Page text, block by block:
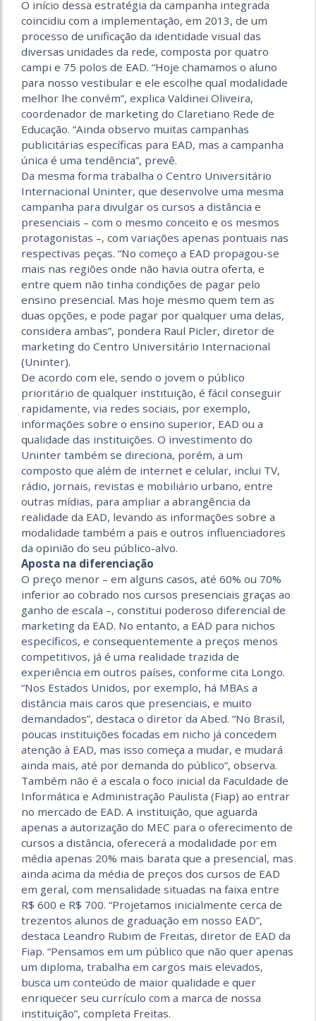
O início dessa estratégia da campanha integrada
coincidiu com a implementação, em 2013, de um
processo de unificação da identidade visual das
diversas unidades da rede, composta por quatro
campi e 75 polos de EAD. “Hoje chamamos o aluno
para nosso vestibular e ele escolhe qual modalidade
melhor lhe convém”, explica Valdinei Oliveira,
coordenador de marketing do Claretiano Rede de
Educação. “Ainda observo muitas campanhas
publicitárias específicas para EAD, mas a campanha
única é uma tendência”, prevê.
Da mesma forma trabalha o Centro Universitário
Internacional Uninter, que desenvolve uma mesma
campanha para divulgar os cursos a distância e
presenciais – com o mesmo conceito e os mesmos
protagonistas –, com variações apenas pontuais nas
respectivas peças. “No começo a EAD propagou-se
mais nas regiões onde não havia outra oferta, e
entre quem não tinha condições de pagar pelo
ensino presencial. Mas hoje mesmo quem tem as
duas opções, e pode pagar por qualquer uma delas,
considera ambas”, pondera Raul Picler, diretor de
marketing do Centro Universitário Internacional
(Uninter).
De acordo com ele, sendo o jovem o público
prioritário de qualquer instituição, é fácil conseguir
rapidamente, via redes sociais, por exemplo,
informações sobre o ensino superior, EAD ou a
qualidade das instituições. O investimento do
Uninter também se direciona, porém, a um
composto que além de internet e celular, inclui TV,
rádio, jornais, revistas e mobiliário urbano, entre
outras mídias, para ampliar a abrangência da
realidade da EAD, levando as informações sobre a
modalidade também a pais e outros influenciadores
da opinião do seu público-alvo.
Aposta na diferenciação
O preço menor – em alguns casos, até 60% ou 70%
inferior ao cobrado nos cursos presenciais graças ao
ganho de escala –, constitui poderoso diferencial de
marketing da EAD. No entanto, a EAD para nichos
específicos, e consequentemente a preços menos
competitivos, já é uma realidade trazida de
experiência em outros países, conforme cita Longo.
“Nos Estados Unidos, por exemplo, há MBAs a
distância mais caros que presenciais, e muito
demandados”, destaca o diretor da Abed. “No Brasil,
poucas instituições focadas em nicho já concedem
atenção à EAD, mas isso começa a mudar, e mudará
ainda mais, até por demanda do público”, observa.
Também não é a escala o foco inicial da Faculdade de
Informática e Administração Paulista (Fiap) ao entrar
no mercado de EAD. A instituição, que aguarda
apenas a autorização do MEC para o oferecimento de
cursos a distância, oferecerá a modalidade por em
média apenas 20% mais barata que a presencial, mas
ainda acima da média de preços dos cursos de EAD
em geral, com mensalidade situadas na faixa entre
R$ 600 e R$ 700. “Projetamos inicialmente cerca de
trezentos alunos de graduação em nosso EAD”,
destaca Leandro Rubim de Freitas, diretor de EAD da
Fiap. “Pensamos em um público que não quer apenas
um diploma, trabalha em cargos mais elevados,
busca um conteúdo de maior qualidade e quer
enriquecer seu currículo com a marca de nossa
instituição”, completa Freitas.